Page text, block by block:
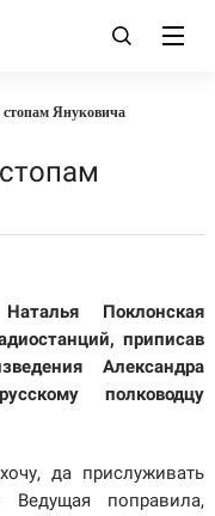
Януковича
Поклонская
приписав
Александра
полководцу
да прислуживать
поправила,